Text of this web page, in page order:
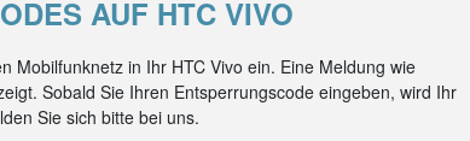
AUF HTC VIVO
Mobilfunknetz in Ihr HTC Vivo ein. Eine Meldung wie
Sobald Sie Ihren Entsperrungscode eingeben, wird Ihr
Sie sich bitte bei uns.